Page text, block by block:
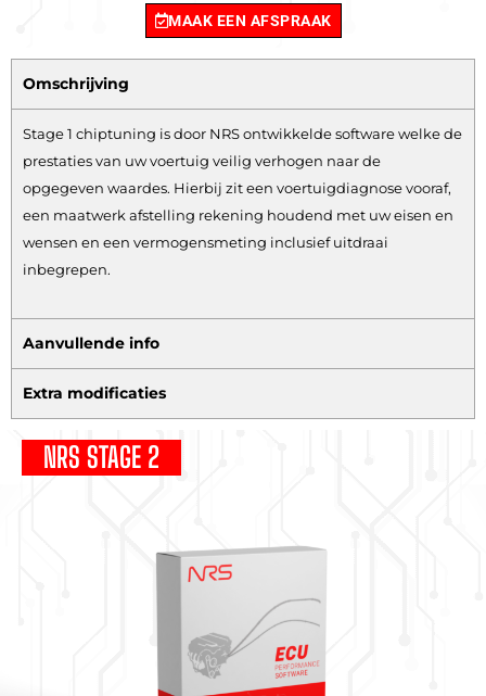
MAAK EEN AFSPRAAK
Omschrijving
Stage 1 chiptuning is door NRS ontwikkelde software welke de
prestaties van uw voertuig veilig verhogen naar de
opgegeven waardes. Hierbij zit een voertuigdiagnose vooraf,
een maatwerk afstelling rekening houdend met uw eisen en
wensen en een vermogensmeting inclusief uitdraai
inbegrepen.
Aanvullende info
Extra modificaties
NRS STAGE 2